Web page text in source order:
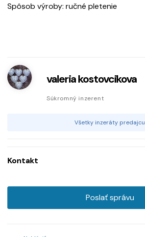
Spôsob výroby: ručné pletenie
valeria kostovcikova
Súkromný inzerent
Všetky inzeráty predajcu
Kontakt
Poslať správu